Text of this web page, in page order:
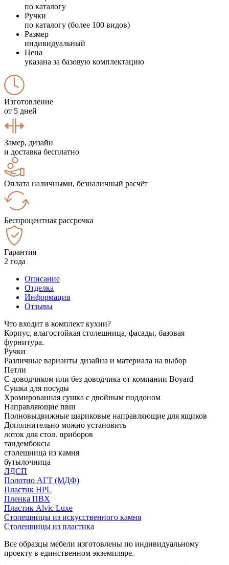
по каталогу
Ручки
по каталогу (более 100 видов)
Размер
индивидуальный
Цена
указана за базовую комплектацию
Изготовление
от 5 дней
Замер, дизайн
и доставка бесплатно
Оплата наличными, безналичный расчёт
Беспроцентная рассрочка
Гарантия
2 года
Описание
Отделка
Информация
Отзывы
Что входит в комплект кухни?
Корпус, влагостойкая столешница, фасады, базовая
фурнитура.
Ручки
Различные варианты дизайна и материала на выбор
Петли
С доводчиком или без доводчика от компании Boyard
Сушка для посуды
Хромированная сушка с двойным поддоном
Направляющие пвш
Полновыдвижные шариковые направляющие для ящиков
Дополнительно можно установить
лоток для стол. приборов
тандембоксы
столешница из камня
бутылочница
ЛДСП
Полотно АГТ (МДФ)
Пластик HPL
Пленка ПВХ
Пластик Alvic Luxe
Столешницы из искусственного камня
Столешницы из пластика
Все образцы мебели изготовлены по индивидуальному
проекту в единственном экземпляре.